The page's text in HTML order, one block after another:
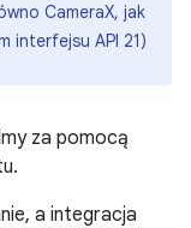
CameraX, jak
interfejsu API 21)
za pomocą
a integracja